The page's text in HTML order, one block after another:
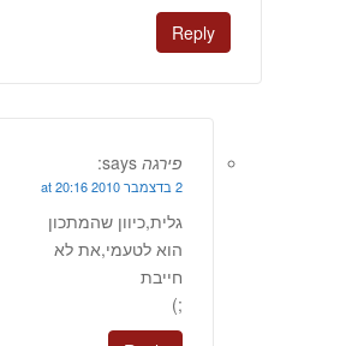
Reply
פירגה says:
2 בדצמבר 2010 at 20:16
גלית,כיוון שהמתכון
הוא לטעמי,את לא
חייבת
;)